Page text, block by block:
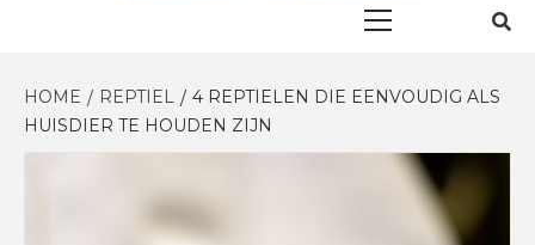
HOME REPTIEL
4 REPTIELEN DIE EENVOUDIG ALS
HUISDIER TE HOUDEN ZIJN